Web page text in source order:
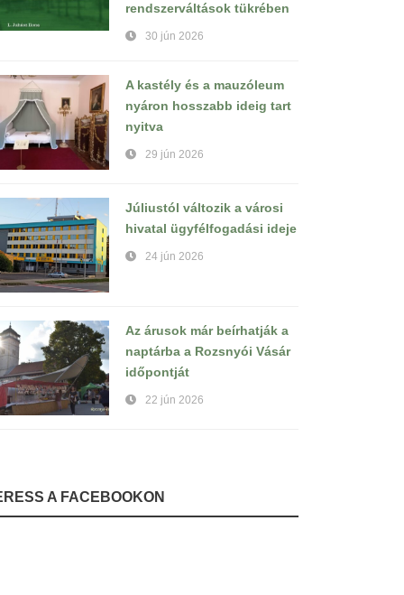
rendszerváltások tükrében
30 jún 2026
A kastély és a mauzóleum
nyáron hosszabb ideig tart
nyitva
29 jún 2026
Júliustól változik a városi
hivatal ügyfélfogadási ideje
24 jún 2026
Az árusok már beírhatják a
naptárba a Rozsnyói Vásár
időpontját
22 jún 2026
A FACEBOOKON